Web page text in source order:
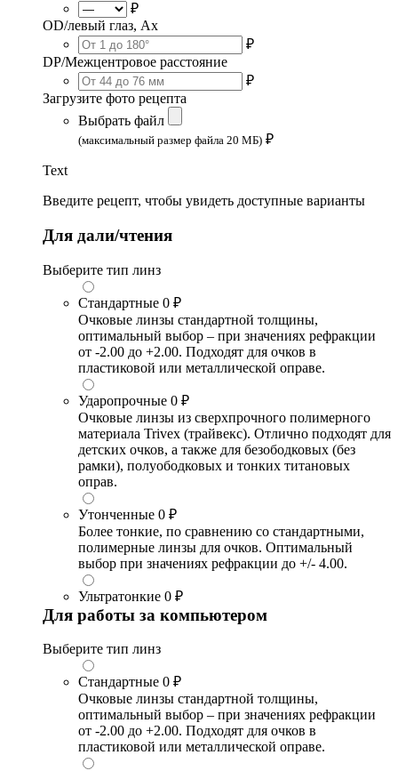
₽
OD/левый глаз, Ax
₽
DP/Межцентровое расстояние
₽
Загрузите фото рецепта
Выбрать файл
(максимальный размер файла 20 МБ) ₽
Text
Введите рецепт, чтобы увидеть доступные варианты
Для дали/чтения
Выберите тип линз
Стандартные 0 ₽
Очковые линзы стандартной толщины,
оптимальный выбор – при значениях рефракции
от -2.00 до +2.00. Подходят для очков в
пластиковой или металлической оправе.
Ударопрочные 0 ₽
Очковые линзы из сверхпрочного полимерного
материала Trivex (трайвекс). Отлично подходят для
детских очков, а также для безободковых (без
рамки), полуободковых и тонких титановых
оправ.
Утонченные 0 ₽
Более тонкие, по сравнению со стандартными,
полимерные линзы для очков. Оптимальный
выбор при значениях рефракции до +/- 4.00.
Ультратонкие 0 ₽
Для работы за компьютером
Выберите тип линз
Стандартные 0 ₽
Очковые линзы стандартной толщины,
оптимальный выбор – при значениях рефракции
от -2.00 до +2.00. Подходят для очков в
пластиковой или металлической оправе.